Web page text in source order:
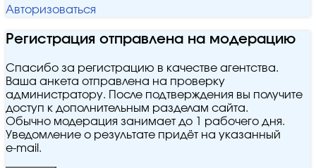
Авторизоваться
Регистрация отправлена на модерацию
Спасибо за регистрацию в качестве агентства.
Ваша анкета отправлена на проверку
администратору. После подтверждения вы получите
доступ к дополнительным разделам сайта.
Обычно модерация занимает до 1 рабочего дня.
Уведомление о результате придёт на указанный
e‑mail.